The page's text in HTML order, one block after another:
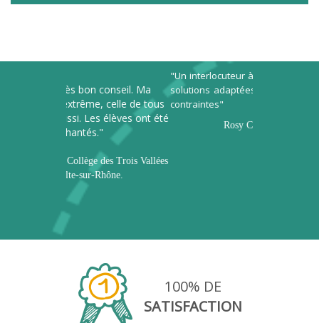
"Un interlocuteur à l’écoute qui trouve des
solutions adaptées à vos envies et à vos
contraintes"
Rosy Caire – Belley
100% DE
SATISFACTION